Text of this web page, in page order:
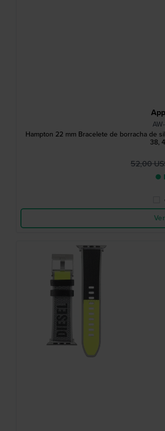
Hampton 22 mm Bracelete de borracha de
38,
52,00
●